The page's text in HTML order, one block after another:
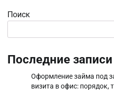
Поиск
Последние записи
Оформление займа под
визита в офис: порядок,